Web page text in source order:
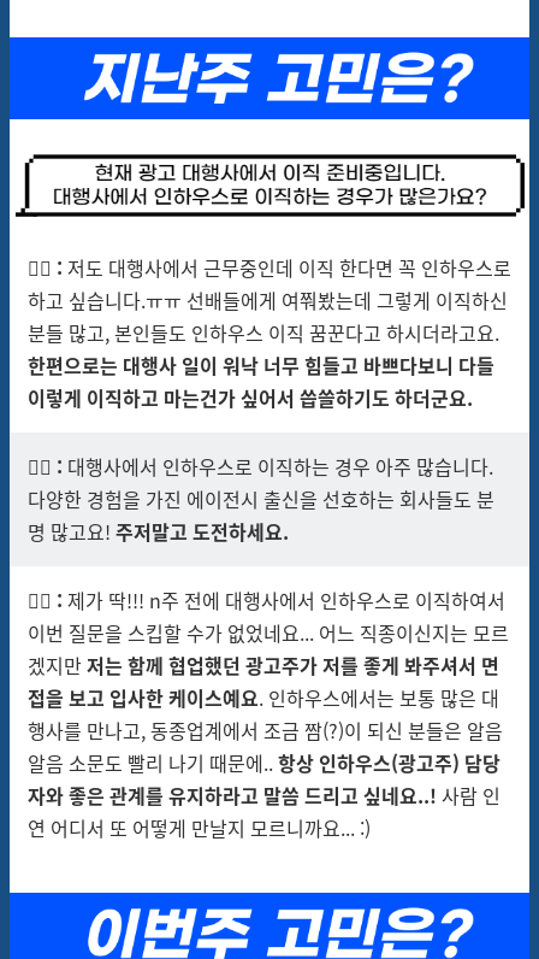
🙋‍♀️ : 저도 대행사에서 근무중인데 이직 한다면 꼭 인하우스로
하고 싶습니다.ㅠㅠ 선배들에게 여쭤봤는데 그렇게 이직하신
분들 많고, 본인들도 인하우스 이직 꿈꾼다고 하시더라고요.
한편으로는 대행사 일이 워낙 너무 힘들고 바쁘다보니 다들
이렇게 이직하고 마는건가 싶어서 씁쓸하기도 하더군요.
🙋‍♂️ : 대행사에서 인하우스로 이직하는 경우 아주 많습니다.
다양한 경험을 가진 에이전시 출신을 선호하는 회사들도 분
명 많고요! 주저말고 도전하세요.
🙋‍♀️ : 제가 딱!!! n주 전에 대행사에서 인하우스로 이직하여서
이번 질문을 스킵할 수가 없었네요... 어느 직종이신지는 모르
겠지만저는 함께 협업했던 광고주가 저를 좋게 봐주셔서 면
접을 보고 입사한 케이스예요. 인하우스에서는 보통 많은 대
행사를 만나고, 동종업계에서 조금 짬(?)이 되신 분들은 알음
알음 소문도 빨리 나기 때문에..항상 인하우스(광고주) 담당
자와 좋은 관계를 유지하라고 말씀 드리고 싶네요..! 사람 인
연 어디서 또 어떻게 만날지 모르니까요... :)